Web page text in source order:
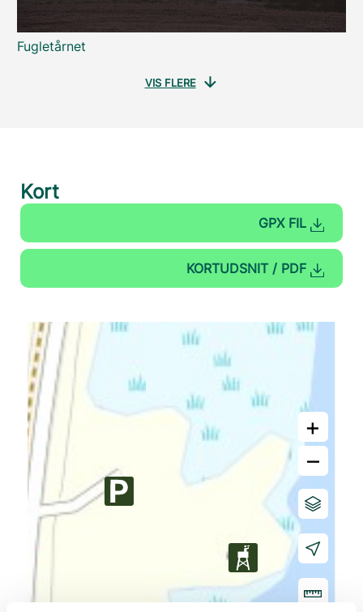
Fugletårnet
VIS FLERE
Kort
GPX FIL
KORTUDSNIT / PDF
+
–